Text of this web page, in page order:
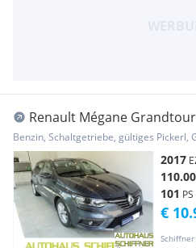
Renault Mégane
100
Benzin, Schaltgetriebe, gültiges Pickerl,
2017
101
€